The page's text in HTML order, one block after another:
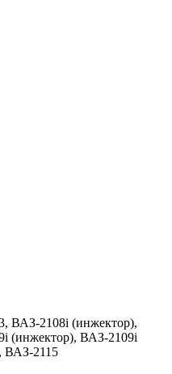
ВАЗ-2108i (инжектор),
(инжектор), ВАЗ-2109i
ВАЗ-2115